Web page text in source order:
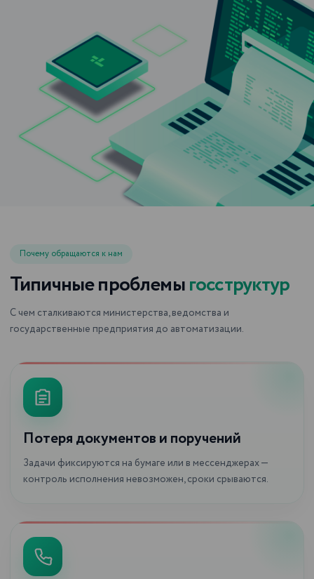
Почему обращаются к нам
Типичные проблемыгосструктур
С чем сталкиваются министерства, ведомства и
государственные предприятия до автоматизации.
Потеря документов и поручений
Задачи фиксируются на бумаге или в мессенджерах —
контроль исполнения невозможен, сроки срываются.